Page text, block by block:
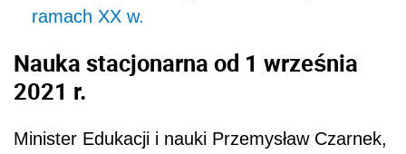
ramach XX w.
Nauka stacjonarna od 1 września
2021 r.
Minister Edukacji i nauki Przemysław Czarnek,